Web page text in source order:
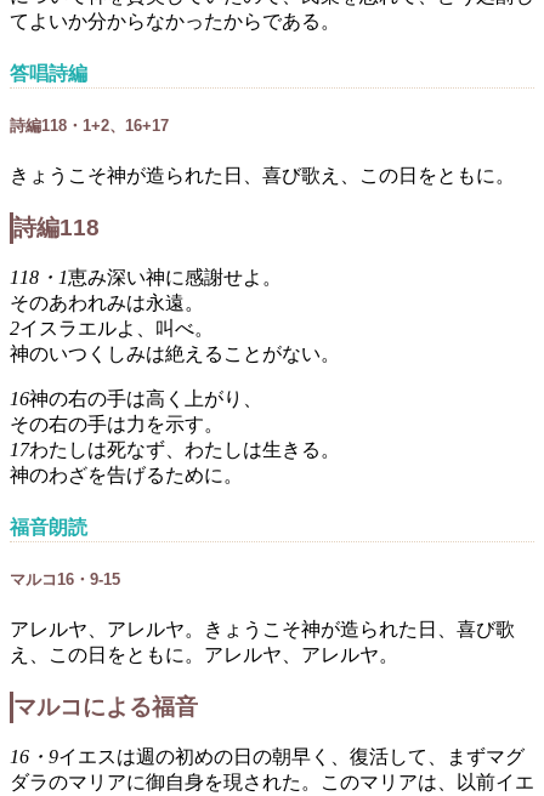
てよいか分からなかったからである。
答唱詩編
詩編118・1+2、16+17
きょうこそ神が造られた日、喜び歌え、この日をともに。
詩編118
118・1恵み深い神に感謝せよ。
そのあわれみは永遠。
2イスラエルよ、叫べ。
神のいつくしみは絶えることがない。
16神の右の手は高く上がり、
その右の手は力を示す。
17わたしは死なず、わたしは生きる。
神のわざを告げるために。
福音朗読
マルコ16・9-15
アレルヤ、アレルヤ。きょうこそ神が造られた日、喜び歌
え、この日をともに。アレルヤ、アレルヤ。
マルコによる福音
16・9イエスは週の初めの日の朝早く、復活して、まずマグ
ダラのマリアに御自身を現された。このマリアは、以前イエ